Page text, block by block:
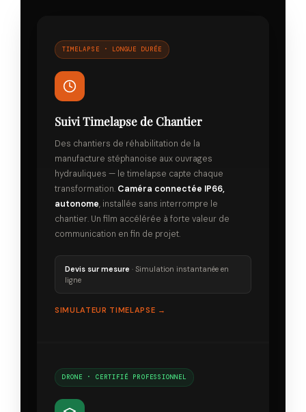
TIMELAPSE · LONGUE DURÉE
Suivi Timelapse de Chantier
Des chantiers de réhabilitation de la
manufacture stéphanoise aux ouvrages
hydrauliques — le timelapse capte chaque
transformation. Caméra connectée IP66,
autonome, installée sans interrompre le
chantier. Un film accélérée à forte valeur de
communication en fin de projet.
Devis sur mesure · Simulation instantanée en
ligne
SIMULATEUR TIMELAPSE →
DRONE · CERTIFIÉ PROFESSIONNEL